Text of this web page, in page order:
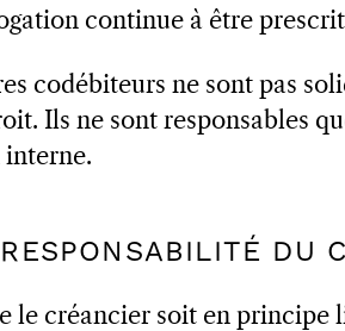
continue à être
codébiteurs ne sont pas
Ils ne sont responsables
DU
le créancier soit en